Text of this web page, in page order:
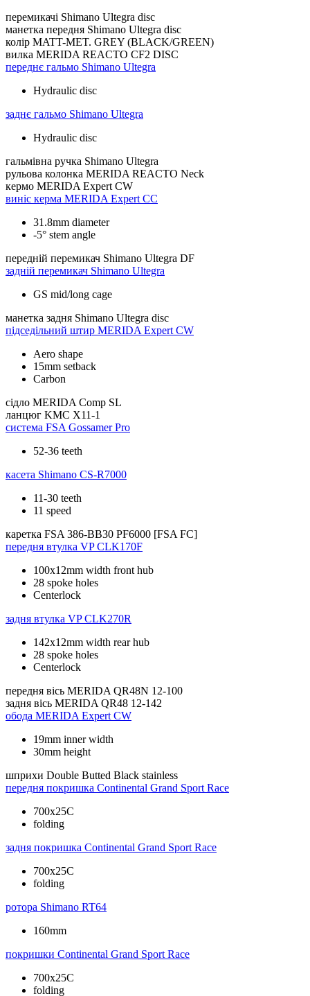
перемикачі Shimano Ultegra disc
манетка передня Shimano Ultegra disc
колір MATT-MET. GREY (BLACK/GREEN)
вилка MERIDA REACTO CF2 DISC
переднє гальмо Shimano Ultegra
Hydraulic disc
заднє гальмо Shimano Ultegra
Hydraulic disc
гальмівна ручка Shimano Ultegra
рульова колонка MERIDA REACTO Neck
кермо MERIDA Expert CW
виніс керма MERIDA Expert CC
31.8mm diameter
-5° stem angle
передній перемикач Shimano Ultegra DF
задній перемикач Shimano Ultegra
GS mid/long cage
манетка задня Shimano Ultegra disc
підседільний штир MERIDA Expert CW
Aero shape
15mm setback
Carbon
сідло MERIDA Comp SL
ланцюг KMC X11-1
система FSA Gossamer Pro
52-36 teeth
касета Shimano CS-R7000
11-30 teeth
11 speed
каретка FSA 386-BB30 PF6000 [FSA FC]
передня втулка VP CLK170F
100x12mm width front hub
28 spoke holes
Centerlock
задня втулка VP CLK270R
142x12mm width rear hub
28 spoke holes
Centerlock
передня вісь MERIDA QR48N 12-100
задня вісь MERIDA QR48 12-142
обода MERIDA Expert CW
19mm inner width
30mm height
шприхи Double Butted Black stainless
передня покришка Continental Grand Sport Race
700x25C
folding
задня покришка Continental Grand Sport Race
700x25C
folding
ротора Shimano RT64
160mm
покришки Continental Grand Sport Race
700x25C
folding